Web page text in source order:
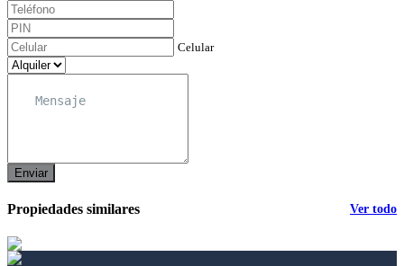
Celular
Enviar
Propiedades similares Ver todo